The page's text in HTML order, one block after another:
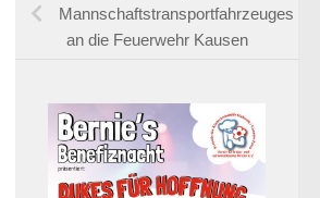
Mannschaftstransportfahrzeuges
an die Feuerwehr Kausen